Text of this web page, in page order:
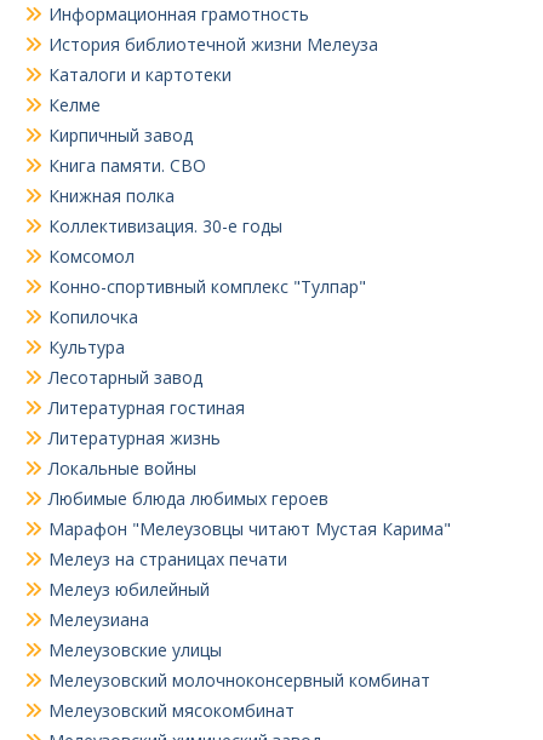
Информационная грамотность
История библиотечной жизни Мелеуза
Каталоги и картотеки
Келме
Кирпичный завод
Книга памяти. СВО
Книжная полка
Коллективизация. 30-е годы
Комсомол
Конно-спортивный комплекс "Тулпар"
Копилочка
Культура
Лесотарный завод
Литературная гостиная
Литературная жизнь
Локальные войны
Любимые блюда любимых героев
Марафон "Мелеузовцы читают Мустая Карима"
Мелеуз на страницах печати
Мелеуз юбилейный
Мелеузиана
Мелеузовские улицы
Мелеузовский молочноконсервный комбинат
Мелеузовский мясокомбинат